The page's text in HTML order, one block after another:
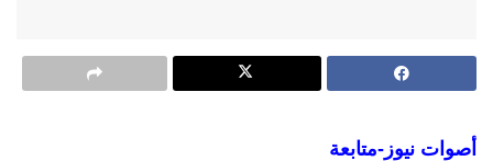
أصوات نيوز-متابعة